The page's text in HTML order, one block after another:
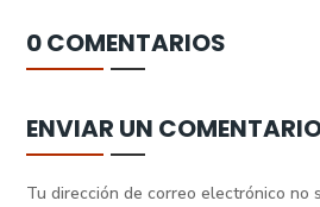
0 COMENTARIOS
ENVIAR UN
Tu dirección de correo electrónico no